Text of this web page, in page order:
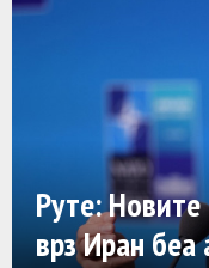
I
RРуте:
врз Иран беа